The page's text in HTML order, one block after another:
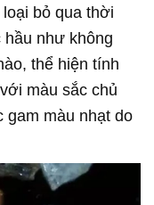
bỏ qua thời
hầu như không
thể hiện tính
màu sắc chủ
gam màu nhạt do